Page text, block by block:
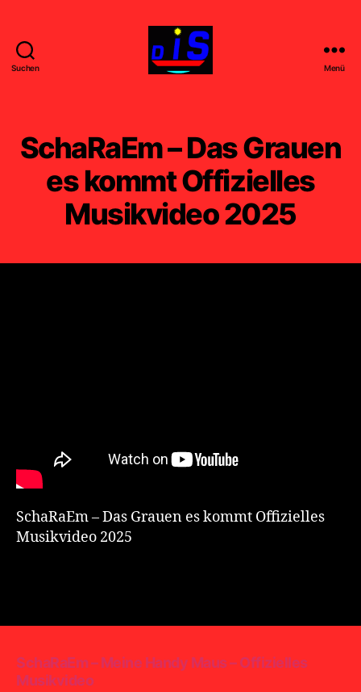
Suchen
k
u
n
s
t
Menü
SchaRaEm – Das Grauen
es kommt Offizielles
Musikvideo 2025
SchaRaEm – Das Grauen es kommt Offizielles
Musikvideo 2025
SchaRaEm – Meine Handy Maus – Offizielles
Musikvideo